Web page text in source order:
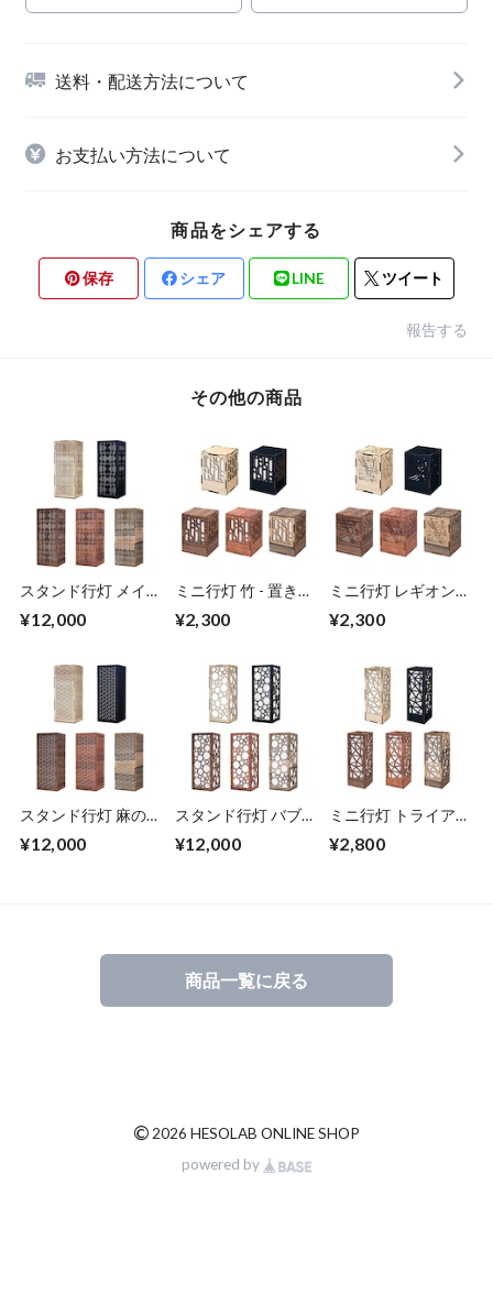
送料・配送方法について
お支払い方法について
商品をシェアする
保存 シェア LINE ツイート
報告する
その他の商品
スタンド行灯 メイ
¥12,000
ミニ行灯 竹 - 置き型
¥2,300
ミニ行灯 レギオン -
¥2,300
スタンド行灯 麻の
¥12,000
スタンド行灯 バブ
¥12,000
ミニ行灯 トライア
Mサイズ
¥2,800
商品一覧に戻る
© 2026 HESOLAB ONLINE SHOP
powered by